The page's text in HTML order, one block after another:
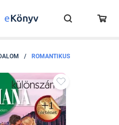
/ ROMANTIKUS